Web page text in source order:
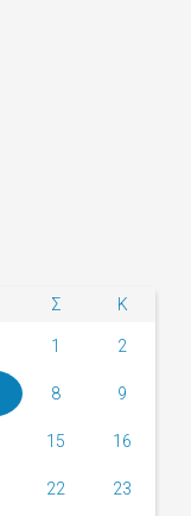
Σ Κ
1 2
8 9
15 16
22 23